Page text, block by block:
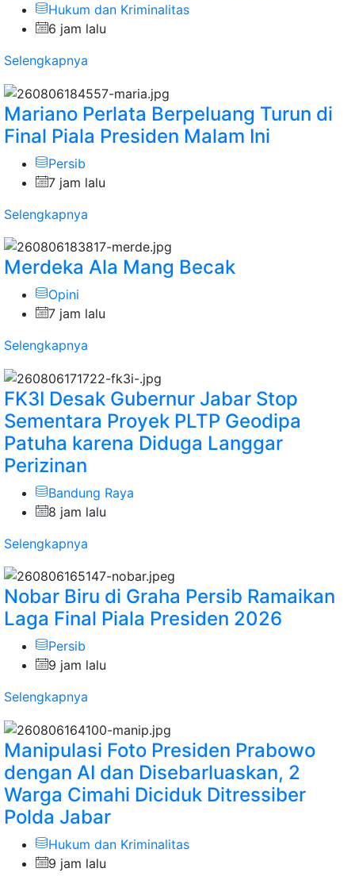
Hukum dan Kriminalitas
6 jam lalu
Selengkapnya
Mariano Perlata Berpeluang Turun di
Final Piala Presiden Malam Ini
Persib
7 jam lalu
Selengkapnya
Merdeka Ala Mang Becak
Opini
7 jam lalu
Selengkapnya
FK3I Desak Gubernur Jabar Stop
Sementara Proyek PLTP Geodipa
Patuha karena Diduga Langgar
Perizinan
Bandung Raya
8 jam lalu
Selengkapnya
Nobar Biru di Graha Persib Ramaikan
Laga Final Piala Presiden 2026
Persib
9 jam lalu
Selengkapnya
Manipulasi Foto Presiden Prabowo
dengan AI dan Disebarluaskan, 2
Warga Cimahi Diciduk Ditressiber
Polda Jabar
Hukum dan Kriminalitas
9 jam lalu